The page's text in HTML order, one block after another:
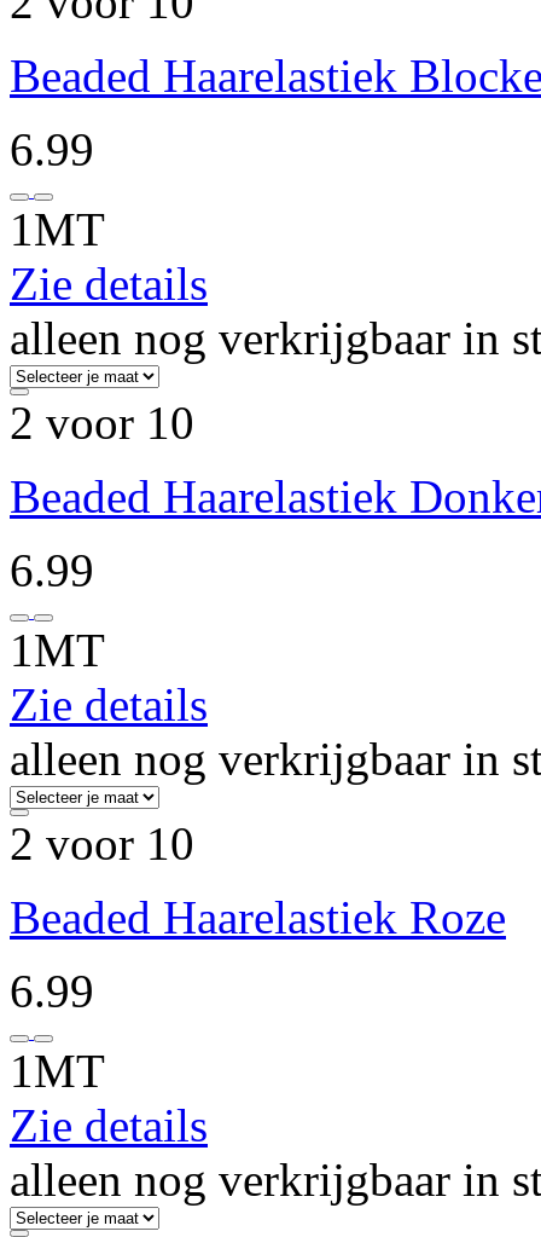
Beaded Haarelastiek
6.99
1MT
Zie details
alleen nog verkrijgbaar in
2 voor 10
Beaded Haarelastiek
6.99
1MT
Zie details
alleen nog verkrijgbaar in
2 voor 10
Beaded Haarelastiek Roze
6.99
1MT
Zie details
alleen nog verkrijgbaar in